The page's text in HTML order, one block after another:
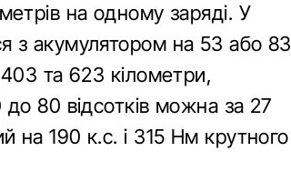
на одному заряді. У
з акумулятором на 53 або 83
та 623 кілометри,
80 відсотків можна за 27
на 190 к.с. і 315 Нм крутного